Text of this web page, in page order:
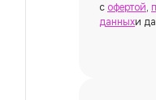
с офертой,
данныхи